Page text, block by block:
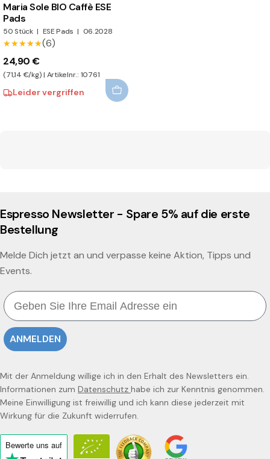
Maria Sole BIO Caffè ESE
Pads
50 Stück | ESE Pads | 06.2028
★★★★★
★★★★★(6)
24,90 €
(71,14 €/kg) | Artikelnr.: 10761
Leider vergriffen
Espresso Newsletter - Spare 5% auf die erste
Bestellung
Melde Dich jetzt an und verpasse keine Aktion, Tipps und
Events.
Email
ANMELDEN
Mit der Anmeldung willige ich in den Erhalt des Newsletters ein.
Informationen zum Datenschutz habe ich zur Kenntnis genommen.
Meine Einwilligung ist freiwillig und ich kann diese jederzeit mit
Wirkung für die Zukunft widerrufen.
Bewerte uns auf